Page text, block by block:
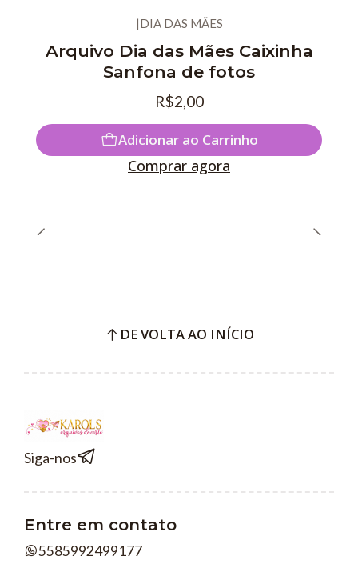
|DIA DAS MÃES
Arquivo Dia das Mães Caixinha
Sanfona de fotos
R$2,00
Adicionar ao Carrinho
Comprar agora
DE VOLTA AO INÍCIO
Siga-nos
Entre em contato
5585992499177